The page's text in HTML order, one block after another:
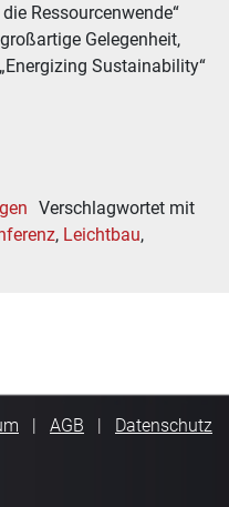
Ressourcenwende“
Gelegenheit,
Sustainability“
Verschlagwortet mit
, Leichtbau,
AGB Datenschutz